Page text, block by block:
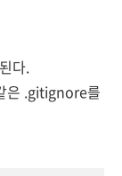
다.
은 .gitignore를